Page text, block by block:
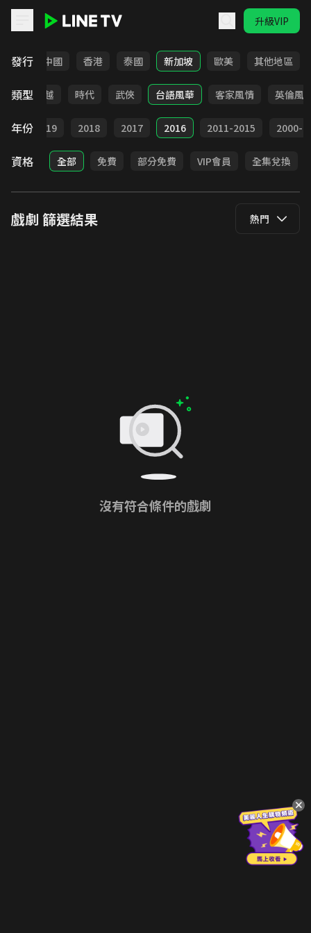
升級VIP
發行
韓國 中國 香港 泰國 新加坡 歐美 其他地區
類型
俠 穿越 時代 武俠 台語風華 客家風情 英倫風
年份 2019 2018 2017 2016 2011-2015 2000-
資格 全部 免費 部分免費 VIP會員 全集兌換
戲劇 篩選結果 熱門
沒有符合條件的戲劇